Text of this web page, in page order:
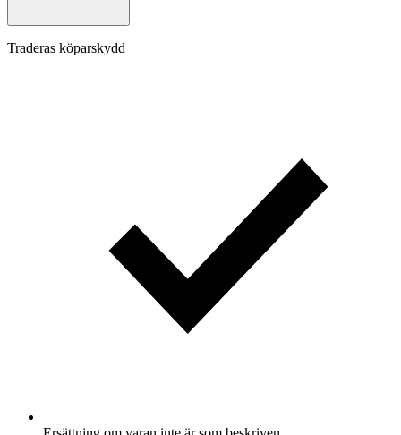
Traderas köparskydd